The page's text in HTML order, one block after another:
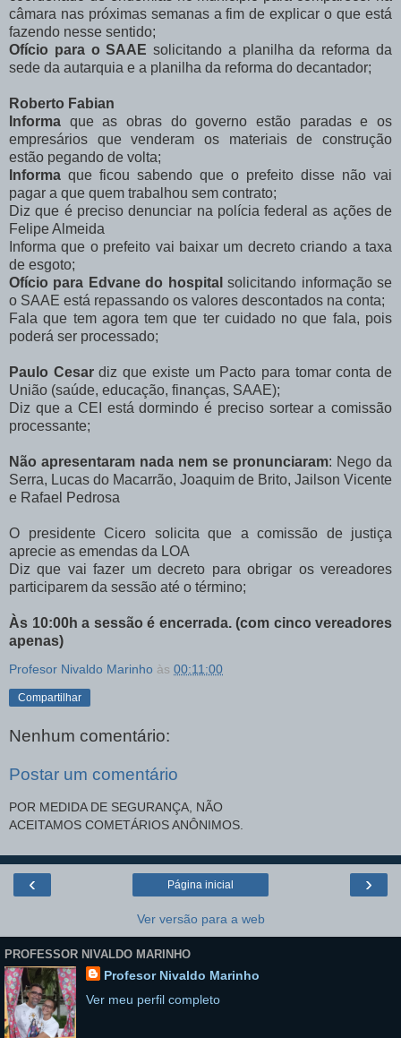
câmara nas próximas semanas a fim de explicar o que está
fazendo nesse sentido;
Ofício para o SAAEsolicitando a planilha da reforma da
sede da autarquia e a planilha da reforma do decantador;
Roberto Fabian
Informa que as obras do governo estão paradas e os
empresários que venderam os materiais de construção
estão pegando de volta;
Informa que ficou sabendo que o prefeito disse não vai
pagar a que quem trabalhou sem contrato;
Diz que é preciso denunciar na polícia federal as ações de
Felipe Almeida
Informa que o prefeito vai baixar um decreto criando a taxa
de esgoto;
Ofício para Edvane do hospital solicitando informação se
o SAAE está repassando os valores descontados na conta;
Fala que tem agora tem que ter cuidado no que fala, pois
poderá ser processado;
Paulo Cesardiz que existe um Pacto para tomar conta de
União (saúde, educação, finanças, SAAE);
Diz que a CEI está dormindo é preciso sortear a comissão
processante;
Não apresentaram nada nem se pronunciaram: Nego da
Serra, Lucas do Macarrão, Joaquim de Brito, Jailson Vicente
e Rafael Pedrosa
O presidente Cicero solicita que a comissão de justiça
aprecie as emendas da LOA
Diz que vai fazer um decreto para obrigar os vereadores
participarem da sessão até o término;
Às 10:00h a sessão é encerrada. (com cinco vereadores
apenas)
Profesor Nivaldo Marinho às 00:11:00
Compartilhar
Nenhum comentário:
Postar um comentário
POR MEDIDA DE SEGURANÇA, NÃO
ACEITAMOS COMETÁRIOS ANÔNIMOS.
‹ ›
Página inicial
Ver versão para a web
PROFESSOR NIVALDO MARINHO
Profesor Nivaldo Marinho
Ver meu perfil completo